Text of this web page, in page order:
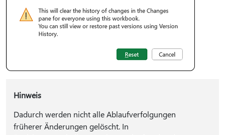
Hinweis
Dadurch werden nicht alle Ablaufverfolgungen
früherer Änderungen gelöscht. In